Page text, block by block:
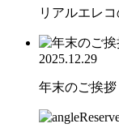
リアルエレ
2025.12.29
年末のご挨拶